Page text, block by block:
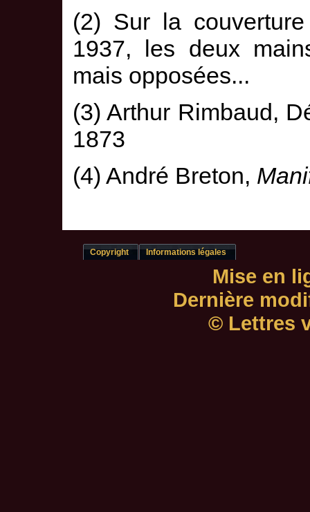
(2) Sur la
1937, les deux
mais opposées...
(3) Arthur Rimbaud,
1873
(4) André Breton,
Copyright Informations légales
Mise en
Dernière
© Lettres